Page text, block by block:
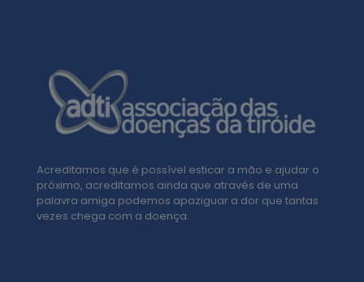
Acreditamos que é possível esticar a mão e ajudar o
próximo, acreditamos ainda que através de uma
palavra amiga podemos apaziguar a dor que tantas
vezes chega com a doença.